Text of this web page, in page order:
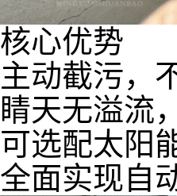
核心优势
主动截污，
睛天无溢流
可选配太阳
全面实现自